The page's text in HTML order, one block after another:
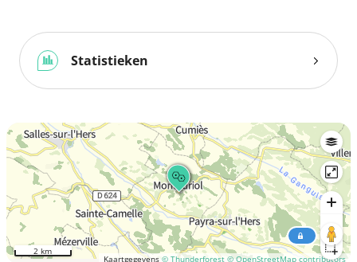
Statistieken
Kaartgegevens © Thunderforest © OpenStreetMap contributors
2 km